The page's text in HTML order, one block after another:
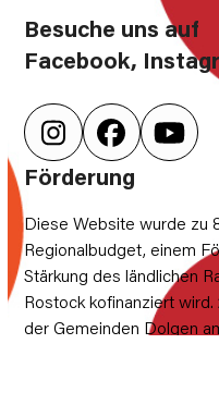
Besuche uns auf
Facebook,
Instagram
Facebook
Förderung
Diese Website wurde zu
Regionalbudget, einem
Stärkung des ländlichen
Rostock kofinanziert
der Gemeinden Dolgen